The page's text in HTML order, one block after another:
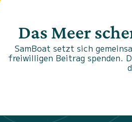
Das Meer
SamBoat setzt sich
freiwilligen Beitrag spenden.